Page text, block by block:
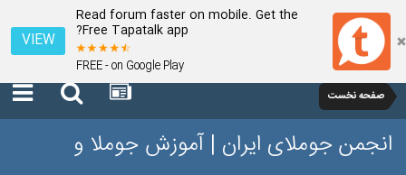
Read forum faster on mobile. Get the
Free Tapatalk app?
FREE - on Google Play
VIEW
صفحه نخست
انجمن جوملای ایران | آموزش جوملا و